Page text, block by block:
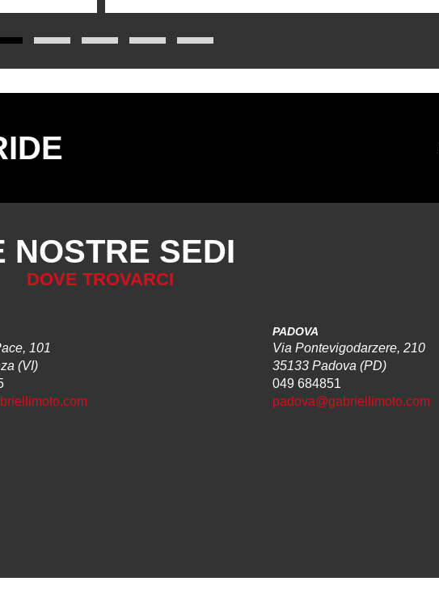
NOSTRE SEDI
DOVE TROVARCI
101
(VI)
PADOVA
Via Pontevigodarzere, 210
35133 Padova (PD)
049 684851
padova@gabriellimoto.com